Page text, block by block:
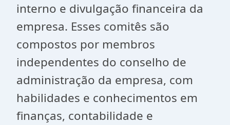
interno e divulgação financeira da
empresa. Esses comitês são
compostos por membros
independentes do conselho de
administração da empresa, com
habilidades e conhecimentos em
finanças, contabilidade e